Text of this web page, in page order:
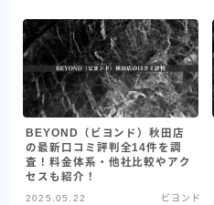
BEYOND（ビヨンド）秋田店
の最新口コミ評判全14件を調
査！料金体系・他社比較やアク
セスも紹介！
2025.05.22 ビヨンド